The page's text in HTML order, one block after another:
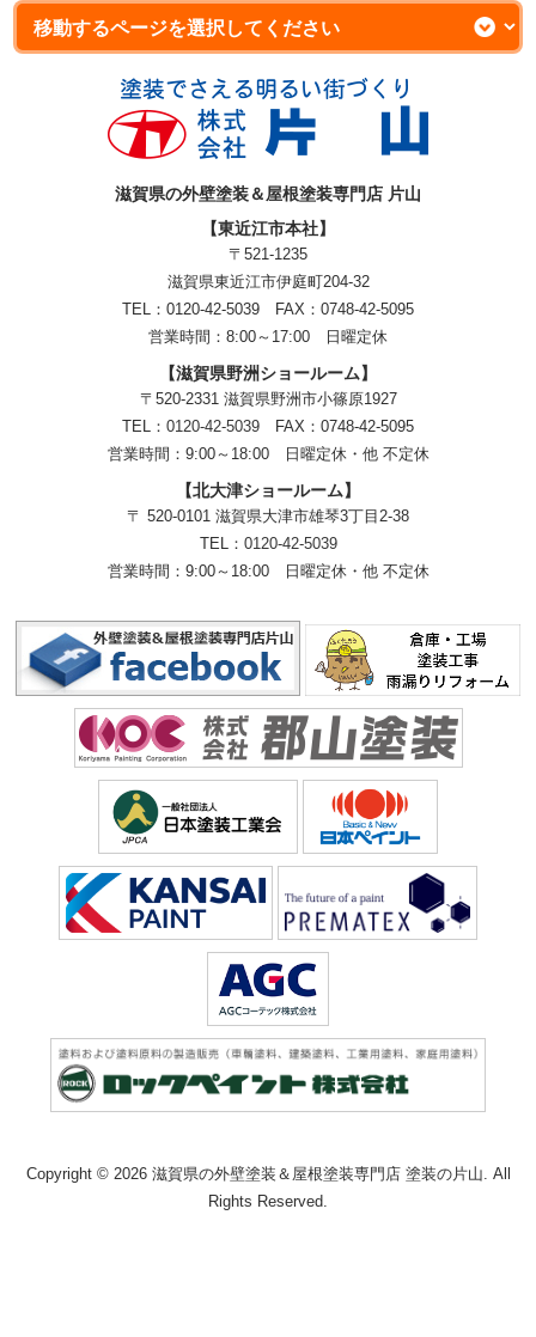
滋賀県の外壁塗装＆屋根塗装専門店 片山
【東近江市本社】
〒521-1235
滋賀県東近江市伊庭町204-32
TEL：0120-42-5039 FAX：0748-42-5095
営業時間：8:00～17:00 日曜定休
【滋賀県野洲ショールーム】
〒520-2331 滋賀県野洲市小篠原1927
TEL： 0120-42-5039 FAX：0748-42-5095
営業時間：9:00～18:00
日曜定休・他 不定休
【北大津ショールーム】
〒 520-0101 滋賀県大津市雄琴3丁目2-38
TEL： 0120-42-5039
営業時間：9:00～18:00
日曜定休・他 不定休
Copyright © 2026 滋賀県の外壁塗装＆屋根塗装専門店 塗装の片山. All
Rights Reserved.